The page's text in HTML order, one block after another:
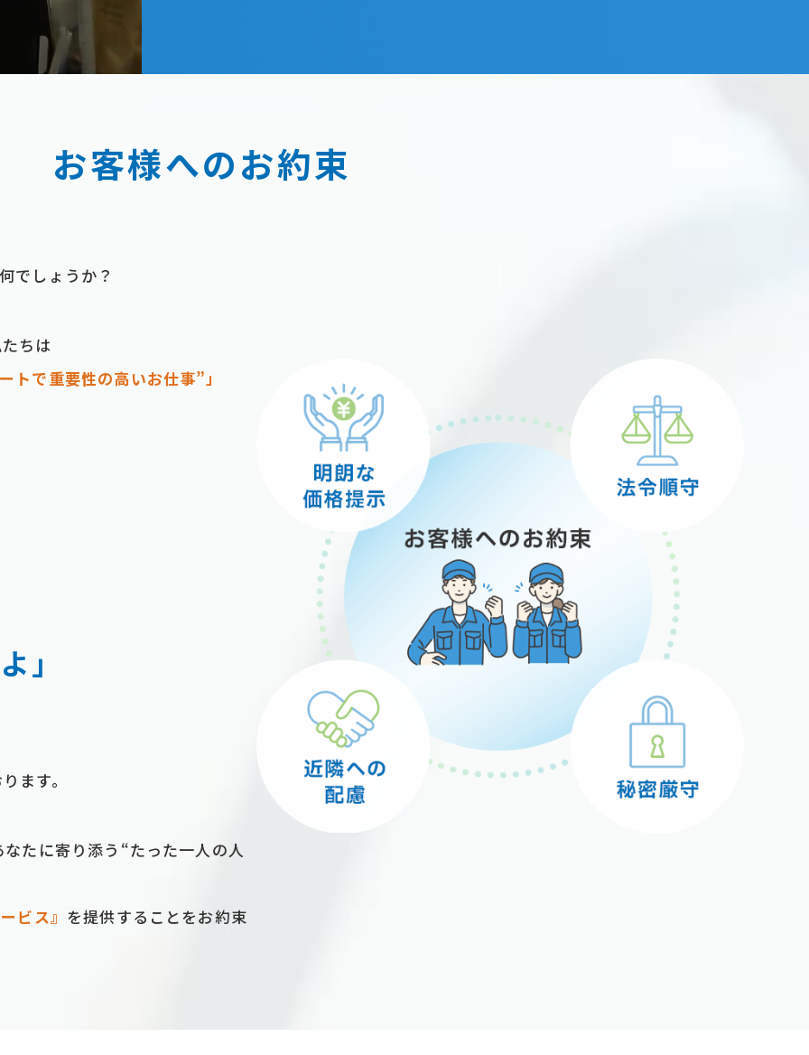
お客様へのお約束
でしょうか？
ちは
で重要性の⾼いお仕事”」
」
ます。
たに寄り添う“たった⼀⼈の⼈
ビス』 を提供することをお約束